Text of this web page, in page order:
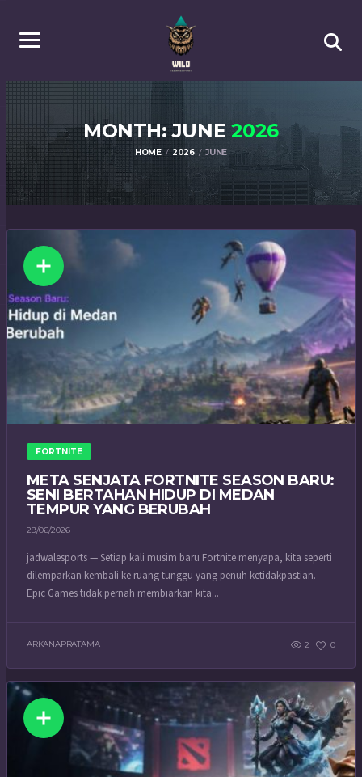
MONTH: JUNE 2026
HOME 2026 JUNE
FORTNITE
META SENJATA FORTNITE SEASON BARU:
SENI BERTAHAN HIDUP DI MEDAN
TEMPUR YANG BERUBAH
29/06/2026
jadwalesports — Setiap kali musim baru Fortnite menyapa, kita seperti
dilemparkan kembali ke ruang tunggu yang penuh ketidakpastian.
Epic Games tidak pernah membiarkan kita...
ARKANAPRATAMA 2 0